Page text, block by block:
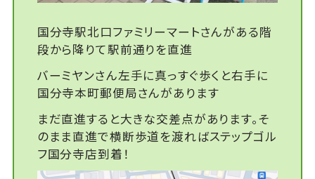
国分寺駅北口ファミリーマートさんがある階
段から降りて駅前通りを直進
バーミヤンさん左手に真っすぐ歩くと右手に
国分寺本町郵便局さんがあります
まだ直進すると大きな交差点があります。そ
のまま直進で横断歩道を渡ればステップゴル
フ国分寺店到着！